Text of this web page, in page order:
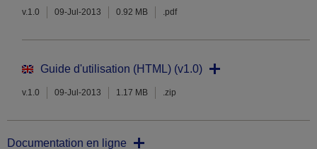
v.1.0 09-Jul-2013 0.92 MB .pdf
Guide d'utilisation (HTML) (v1.0)
v.1.0 09-Jul-2013 1.17 MB .zip
Documentation en ligne